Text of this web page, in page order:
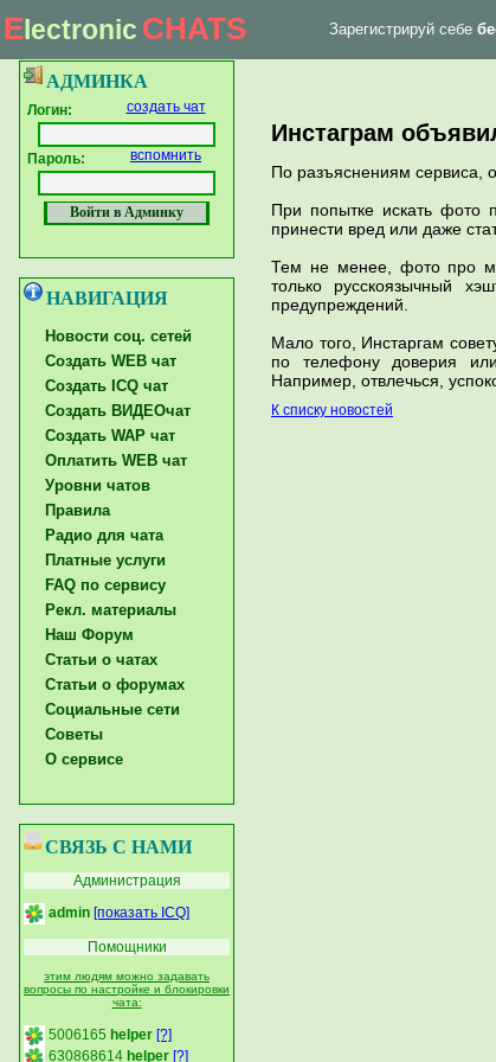
Electronic CHATS Зарегистрируй себе
Главная страница|Форум тех. поддержки
АДМИНКА
Логин: создать чат
Пароль: вспомнить
НАВИГАЦИЯ
Новости соц. сетей
Создать WEB чат
Создать ICQ чат
Создать ВИДЕОчат
Создать WAP чат
Оплатить WEB чат
Уровни чатов
Правила
Радио для чата
Платные услуги
FAQ по сервису
Рекл. материалы
Наш Форум
Статьи о чатах
Статьи о форумах
Социальные сети
Советы
О сервисе
СВЯЗЬ С НАМИ
Администрация
admin [показать ICQ]
Помощники
этим людям можно задавать
вопросы по настройке и блокировки
чата:
5006165 helper [?]
630868614 helper [?]
Инстаграм
По разъяснениям сервиса,
При попытке искать фото
принести вред или даже
Тем не менее, фото про
только русскоязычный
предупреждений.
Мало того, Инстаргам
по телефону доверия
Например, отвлечься,
К списку новостей